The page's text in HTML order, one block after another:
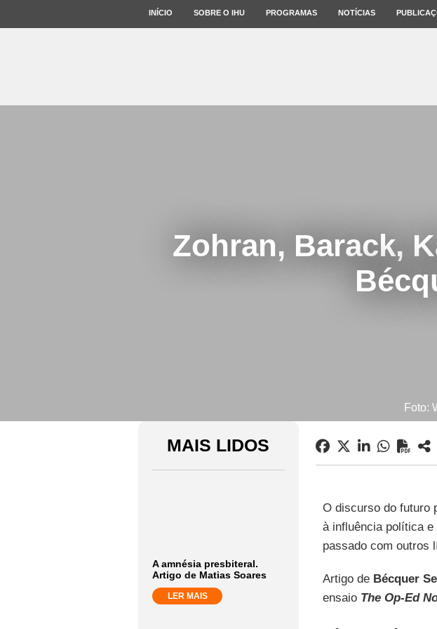
INÍCIO SOBRE O IHU PROGRAMAS NOTÍCIAS
Zohran, Barack,
Foto:
MAIS LIDOS
A amnésia presbiteral.
Artigo de Matias Soares
LER MAIS
O discurso do futuro
à influência política
passado com outros
Artigo deBécquer
ensaio The Op-Ed